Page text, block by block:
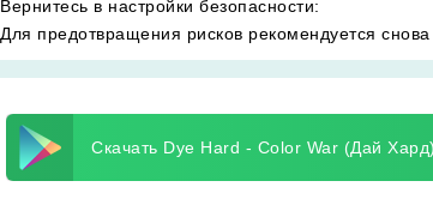
Вернитесь в настройки безопасности:
Для предотвращения рисков рекомендуется
Скачать Dye Hard - Color War (Дай